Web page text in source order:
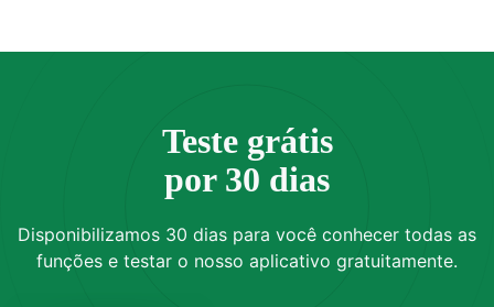
Teste grátis
por 30 dias
Disponibilizamos 30 dias para você conhecer todas as
funções e testar o nosso aplicativo gratuitamente.